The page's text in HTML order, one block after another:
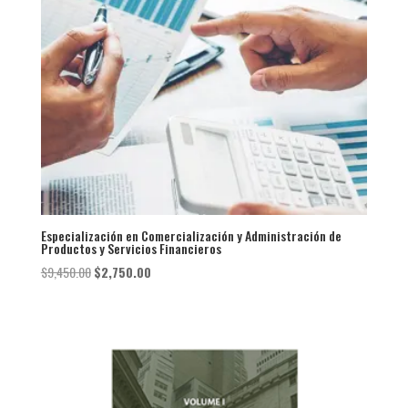
Especialización en Comercialización y Administración de
Productos y Servicios Financieros
$9,450.00 El
$9,450.00.
$2,750.00El
$2,750.00.